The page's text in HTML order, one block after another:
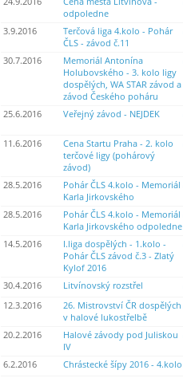
odpoledne
3.9.2016
Terčová liga 4.kolo - Pohár
ČLS - závod č.11
30.7.2016
Memoriál Antonína
Holubovského - 3. kolo ligy
dospělých, WA STAR závod a
závod Českého poháru
25.6.2016 Veřejný závod - NEJDEK
11.6.2016
Cena Startu Praha - 2. kolo
terčové ligy (pohárový
závod)
28.5.2016
Pohár ČLS 4.kolo - Memoriál
Karla Jirkovského
28.5.2016
Pohár ČLS 4.kolo - Memoriál
Karla Jirkovského odpoledne
14.5.2016
I.liga dospělých - 1.kolo -
Pohár ČLS závod č.3 - Zlatý
Kylof 2016
30.4.2016 Litvínovský rozstřel
12.3.2016
26. Mistrovství ČR dospělých
v halové lukostřelbě
20.2.2016
Halové závody pod Juliskou
IV
6.2.2016 Chrástecké šípy 2016 - 4.kolo